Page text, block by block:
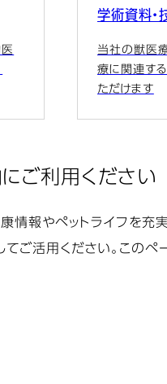
学術資料・
当社の獣医
療に関連す
ただけます
ご利用ください
康情報やペットライフを
ご活用ください。この